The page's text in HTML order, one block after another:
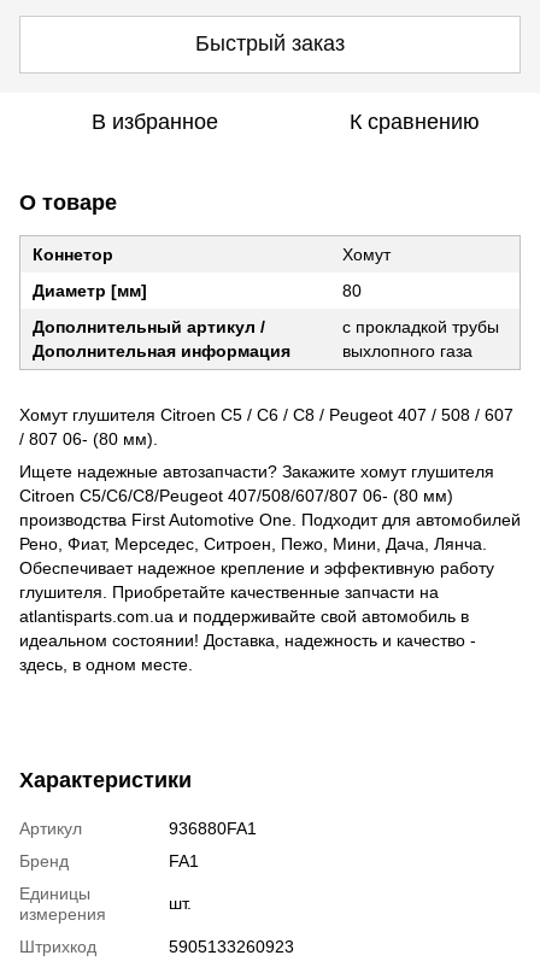
Быстрый заказ
В избранное К сравнению
О товаре
Коннетор
Хомут
Диаметр [мм]
80
Дополнительный артикул /
Дополнительная информация
с прокладкой трубы
выхлопного газа
Хомут глушителя Citroen C5 / C6 / C8 / Peugeot 407 / 508 / 607
/ 807 06- (80 мм).
Ищете надежные автозапчасти? Закажите хомут глушителя
Citroen C5/C6/C8/Peugeot 407/508/607/807 06- (80 мм)
производства First Automotive One. Подходит для автомобилей
Рено, Фиат, Мерседес, Ситроен, Пежо, Мини, Дача, Лянча.
Обеспечивает надежное крепление и эффективную работу
глушителя. Приобретайте качественные запчасти на
atlantisparts.com.ua и поддерживайте свой автомобиль в
идеальном состоянии! Доставка, надежность и качество -
здесь, в одном месте.
Характеристики
Артикул
936880FA1
Бренд
FA1
Единицы
измерения
шт.
Штрихкод
5905133260923